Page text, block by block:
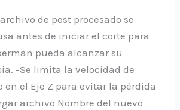
de post procesado se
antes de iniciar el corte para
pueda alcanzar su
-Se limita la velocidad de
en el Eje Z para evitar la pérdida
archivo Nombre del nuevo